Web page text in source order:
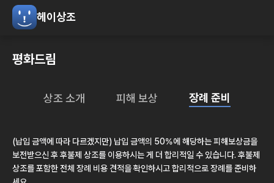
헤이상조
평화드림
상조 소개 피해 보상 장례 준비
(납입 금액에 따라 다르겠지만) 납입 금액의 50%에 해당하는 피해보상금을
보전받으신 후 후불제 상조를 이용하시는 게 더 합리적일 수 있습니다. 후불제
상조를 포함한 전체 장례 비용 견적을 확인하시고 합리적으로 장례를 준비하